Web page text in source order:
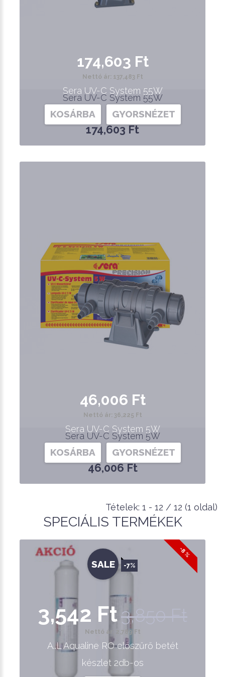
Sera UV-C System 55W
174,603 Ft
174,603 Ft
Nettó ár: 137,483 Ft
Sera UV-C System 55W
KOSÁRBA GYORSNÉZET
Sera UV-C System 5W
46,006 Ft
46,006 Ft
Nettó ár: 36,225 Ft
Sera UV-C System 5W
KOSÁRBA GYORSNÉZET
Tételek: 1 - 12 / 12 (1 oldal)
SPECIÁLIS TERMÉKEK
-8 %
SALE -7%
3,542 Ft3,850 Ft
Nettó ár: 2,789 Ft
A..L Aqualine RO előszűrő betét
készlet 2db-os